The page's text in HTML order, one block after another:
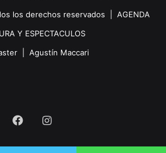
los derechos reservados | AGENDA
Y ESPECTACULOS
| Agustín Maccari